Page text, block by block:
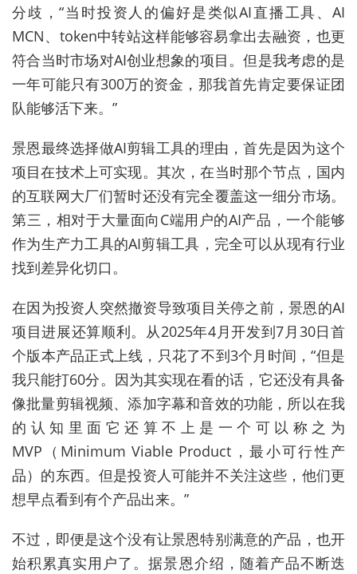
分歧，“当时投资人的偏好是类似AI直播工具、AI
MCN、token中转站这样能够容易拿出去融资，也更
符合当时市场对AI创业想象的项目。但是我考虑的是
一年可能只有300万的资金，那我首先肯定要保证团
队能够活下来。”
景恩最终选择做AI剪辑工具的理由，首先是因为这个
项目在技术上可实现。其次，在当时那个节点，国内
的互联网大厂们暂时还没有完全覆盖这一细分市场。
第三，相对于大量面向C端用户的AI产品，一个能够
作为生产力工具的AI剪辑工具，完全可以从现有行业
找到差异化切口。
在因为投资人突然撤资导致项目关停之前，景恩的AI
项目进展还算顺利。从2025年4月开发到7月30日首
个版本产品正式上线，只花了不到3个月时间，“但是
我只能打60分。因为其实现在看的话，它还没有具备
像批量剪辑视频、添加字幕和音效的功能，所以在我
的认知里面它还算不上是一个可以称之为
MVP（Minimum Viable Product，最小可行性产
品）的东西。但是投资人可能并不关注这些，他们更
想早点看到有个产品出来。”
不过，即便是这个没有让景恩特别满意的产品，也开
始积累真实用户了。据景恩介绍，随着产品不断迭